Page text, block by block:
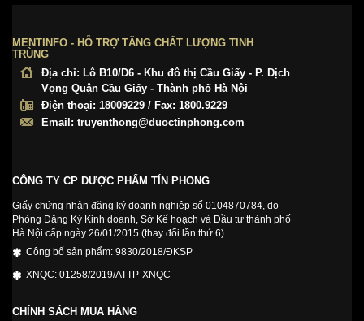
MENTINFO - HỖ TRỢ TĂNG CHẤT LƯỢNG TINH
TRÙNG
Địa chỉ: Lô B10/D6 - Khu đô thị Cầu Giấy - P. Dịch
Vọng Quận Cầu Giấy - Thành phố Hà Nội
Điện thoại: 18009229 / Fax: 1800.9229
Email: truyenthong@duoctinphong.com
CÔNG TY CP DƯỢC PHẨM TÍN PHONG
Giấy chứng nhận đăng ký doanh nghiệp số 0104870784, do
Phòng Đăng Ký Kinh doanh, Sở Kế hoạch và Đầu tư thành phố
Hà Nội cấp ngày 26/01/2015 (thay đổi lần thứ 6).
Công bố sản phẩm: 9830/2018/ĐKSP
XNQC: 01258/2019/ATTP-XNQC
CHÍNH SÁCH MUA HÀNG